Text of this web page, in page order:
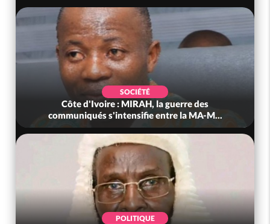
SOCIÉTÉ
Côte d'Ivoire : MIRAH, la guerre des
communiqués s'intensifie entre la MA-M...
POLITIQUE